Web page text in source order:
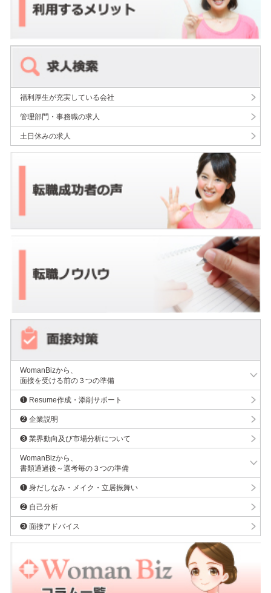
福利厚生が充実している会社
管理部門・事務職の求人
土日休みの求人
WomanBizから、
面接を受ける前の３つの準備
❶ Resume作成・添削サポート
❷ 企業説明
❸ 業界動向及び市場分析について
WomanBizから、
書類通過後～選考毎の３つの準備
❶ 身だしなみ・メイク・立居振舞い
❷ 自己分析
❸ 面接アドバイス